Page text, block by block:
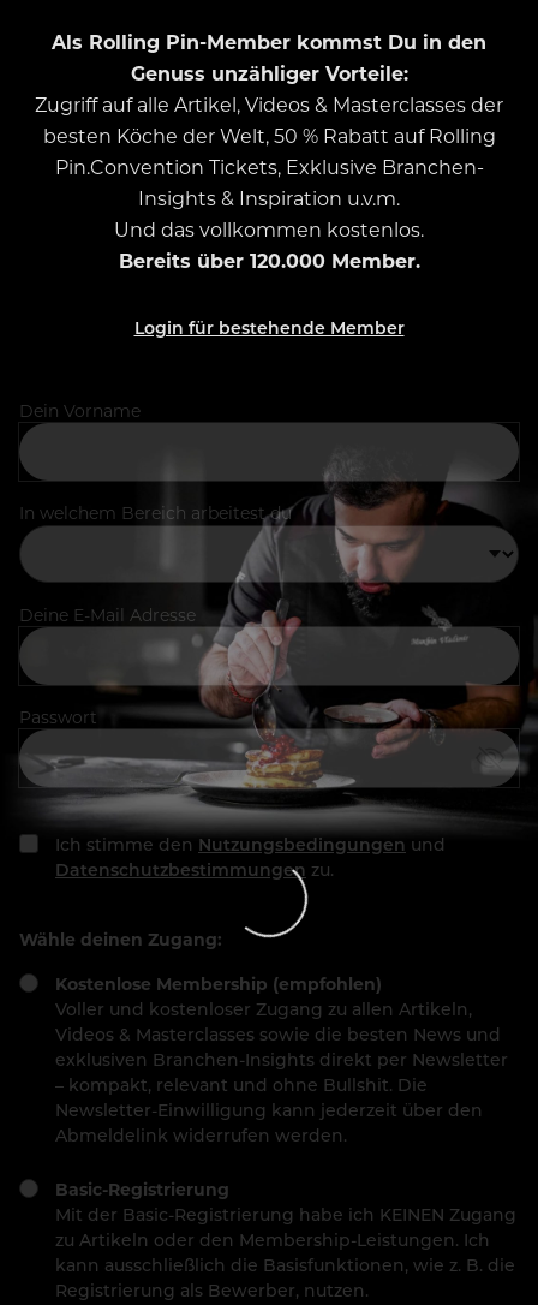
Als Rolling Pin-Member kommst Du in den
Genuss unzähliger Vorteile:
Zugriff auf alle Artikel, Videos & Masterclasses der
besten Köche der Welt, 50 % Rabatt auf Rolling
Pin.Convention Tickets, Exklusive Branchen-
Insights & Inspiration u.v.m.
Und das vollkommen kostenlos.
Bereits über 120.000 Member.
Login für bestehende Member
Dein Vorname
In welchem Bereich arbeitest du
Deine E-Mail Adresse
Passwort
Ich stimme den Nutzungsbedingungen und
Datenschutzbestimmungen zu.
Wähle deinen Zugang:
Kostenlose Membership (empfohlen)
Voller und kostenloser Zugang zu allen Artikeln,
Videos & Masterclasses sowie die besten News und
exklusiven Branchen-Insights direkt per Newsletter
– kompakt, relevant und ohne Bullshit. Die
Newsletter-Einwilligung kann jederzeit über den
Abmeldelink widerrufen werden.
Basic-Registrierung
Mit der Basic-Registrierung habe ich KEINEN Zugang
zu Artikeln oder den Membership-Leistungen. Ich
kann ausschließlich die Basisfunktionen, wie z. B. die
Registrierung als Bewerber, nutzen.